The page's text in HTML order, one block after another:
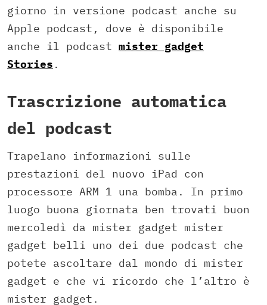
giorno in versione podcast anche su
Apple podcast, dove è disponibile
anche il podcast mister gadget
Stories .
Trascrizione automatica
del podcast
Trapelano informazioni sulle
prestazioni del nuovo iPad con
processore ARM 1 una bomba. In primo
luogo buona giornata ben trovati buon
mercoledì da mister gadget mister
gadget belli uno dei due podcast che
potete ascoltare dal mondo di mister
gadget e che vi ricordo che l’altro è
mister gadget.